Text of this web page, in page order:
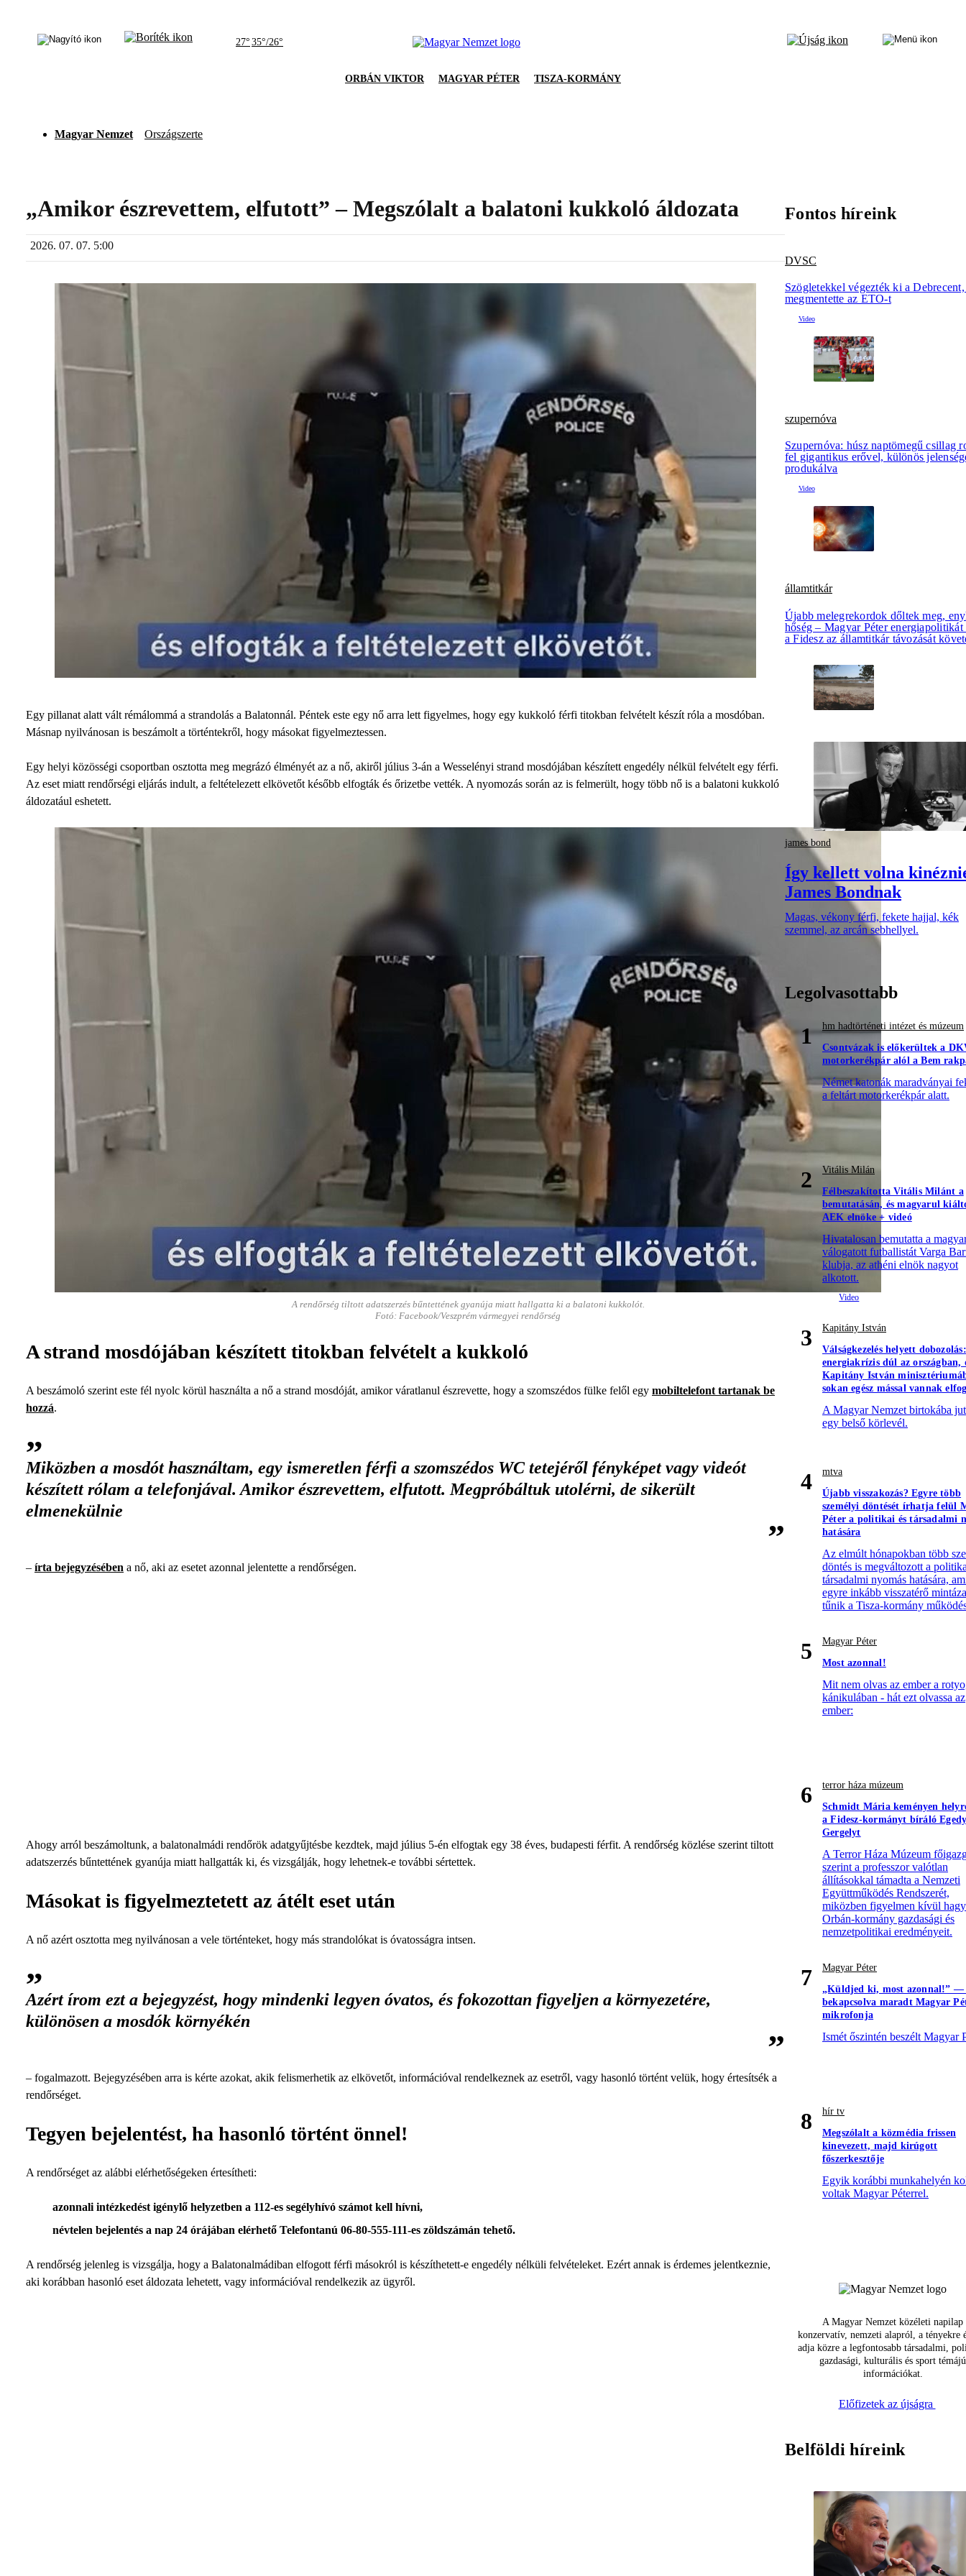
27° 35°/26°
ORBÁN VIKTOR MAGYAR PÉTER TISZA-KORMÁNY
Magyar Nemzet Országszerte
„Amikor észrevettem, elfutott” – Megszólalt a balatoni kukkoló áldozata
2026. 07. 07. 5:00
Egy pillanat alatt vált rémálommá a strandolás a Balatonnál. Péntek este egy nő arra lett figyelmes, hogy egy kukkoló férfi titokban felvételt készít róla a mosdóban.
Másnap nyilvánosan is beszámolt a történtekről, hogy másokat figyelmeztessen.
Egy helyi közösségi csoportban osztotta meg megrázó élményét az a nő, akiről július 3-án a Wesselényi strand mosdójában készített engedély nélkül felvételt egy férfi.
Az eset miatt rendőrségi eljárás indult, a feltételezett elkövetőt később elfogták és őrizetbe vették. A nyomozás során az is felmerült, hogy több nő is a balatoni kukkoló
áldozatául eshetett.
A rendőrség tiltott adatszerzés bűntettének gyanúja miatt hallgatta ki a balatoni kukkolót.
Fotó: Facebook/Veszprém vármegyei rendőrség
A strand mosdójában készített titokban felvételt a kukkoló
A beszámoló szerint este fél nyolc körül használta a nő a strand mosdóját, amikor váratlanul észrevette, hogy a szomszédos fülke felől egy mobiltelefont tartanak be
hozzá.
Miközben a mosdót használtam, egy ismeretlen férfi a szomszédos WC tetejéről fényképet vagy videót
készített rólam a telefonjával. Amikor észrevettem, elfutott. Megpróbáltuk utolérni, de sikerült
elmenekülnie
– írta bejegyzésében a nő, aki az esetet azonnal jelentette a rendőrségen.
Ahogy arról beszámoltunk, a balatonalmádi rendőrök adatgyűjtésbe kezdtek, majd július 5-én elfogtak egy 38 éves, budapesti férfit. A rendőrség közlése szerint tiltott
adatszerzés bűntettének gyanúja miatt hallgatták ki, és vizsgálják, hogy lehetnek-e további sértettek.
Másokat is figyelmeztetett az átélt eset után
A nő azért osztotta meg nyilvánosan a vele történteket, hogy más strandolókat is óvatosságra intsen.
Azért írom ezt a bejegyzést, hogy mindenki legyen óvatos, és fokozottan figyeljen a környezetére,
különösen a mosdók környékén
– fogalmazott. Bejegyzésében arra is kérte azokat, akik felismerhetik az elkövetőt, információval rendelkeznek az esetről, vagy hasonló történt velük, hogy értesítsék a
rendőrséget.
Tegyen bejelentést, ha hasonló történt önnel!
A rendőrséget az alábbi elérhetőségeken értesítheti:
azonnali intézkedést igénylő helyzetben a 112-es segélyhívó számot kell hívni,
névtelen bejelentés a nap 24 órájában elérhető Telefontanú 06-80-555-111-es zöldszámán tehető.
A rendőrség jelenleg is vizsgálja, hogy a Balatonalmádiban elfogott férfi másokról is készíthetett-e engedély nélküli felvételeket. Ezért annak is érdemes jelentkeznie,
aki korábban hasonló eset áldozata lehetett, vagy információval rendelkezik az ügyről.
Fontos híreink
DVSC
Szögletekkel végezték ki a
megmentette az ETO-t
szupernóva
Szupernóva: húsz naptömegű csillag
fel gigantikus erővel, különös
produkálva
államtitkár
Újabb melegrekordok dőltek meg,
hőség – Magyar Péter
a Fidesz az államtitkár távozását
james bond
Így kellett volna
James Bondnak
Magas, vékony férfi, fekete hajjal, kék
szemmel, az arcán sebhellyel.
Legolvasottabb
1
hm hadtörténeti intézet és múzeum
Csontvázak is előkerültek a
motorkerékpár alól a Bem
Német katonák maradványai
a feltárt motorkerékpár alatt.
2
Vitális Milán
Félbeszakította Vitális Milánt a
bemutatásán, és magyarul
AEK elnöke + videó
Hivatalosan bemutatta a
válogatott futballistát Varga
klubja, az athéni elnök nagyot
alkotott.
3
Kapitány István
Válságkezelés helyett dobozolás:
energiakrízis dúl az országban,
Kapitány István
sokan egész mással vannak
A Magyar Nemzet birtokába
egy belső körlevél.
4
mtva
Újabb visszakozás? Egyre több
személyi döntését írhatja felül
Péter a politikai és társadalmi
hatására
Az elmúlt hónapokban több
döntés is megváltozott a
társadalmi nyomás hatására,
egyre inkább visszatérő
tűnik a Tisza-kormány
5
Magyar Péter
Most azonnal!
Mit nem olvas az ember a
kánikulában - hát ezt olvassa az
ember:
6
terror háza múzeum
Schmidt Mária keményen
a Fidesz-kormányt bíráló
Gergelyt
A Terror Háza Múzeum
szerint a professzor valótlan
állításokkal támadta a Nemzeti
Együttműködés Rendszerét,
miközben figyelmen kívül
Orbán-kormány gazdasági és
nemzetpolitikai eredményeit.
7
Magyar Péter
„Küldjed ki, most azonnal!” —
bekapcsolva maradt Magyar
mikrofonja
Ismét őszintén beszélt Magyar
8
hír tv
Megszólalt a közmédia frissen
kinevezett, majd kirúgott
főszerkesztője
Egyik korábbi munkahelyén
voltak Magyar Péterrel.
A Magyar Nemzet közéleti napilap
konzervatív, nemzeti alapról, a tényekre
adja közre a legfontosabb társadalmi,
gazdasági, kulturális és sport témájú
információkat.
Előfizetek az újságra
Belföldi híreink